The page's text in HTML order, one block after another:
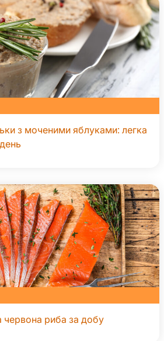
з моченими яблуками: легка
червона риба за добу